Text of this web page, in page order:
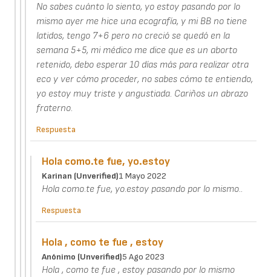
No sabes cuánto lo siento, yo estoy pasando por lo
mismo ayer me hice una ecografía, y mi BB no tiene
latidos, tengo 7+6 pero no creció se quedó en la
semana 5+5, mi médico me dice que es un aborto
retenido, debo esperar 10 días más para realizar otra
eco y ver cómo proceder, no sabes cómo te entiendo,
yo estoy muy triste y angustiada. Cariños un abrazo
fraterno.
Respuesta
Hola como.te fue, yo.estoy
Karinan (unverified)1 Mayo 2022
Hola como.te fue, yo.estoy pasando por lo mismo..
Respuesta
Hola , como te fue , estoy
Anónimo (unverified)5 Ago 2023
Hola , como te fue , estoy pasando por lo mismo